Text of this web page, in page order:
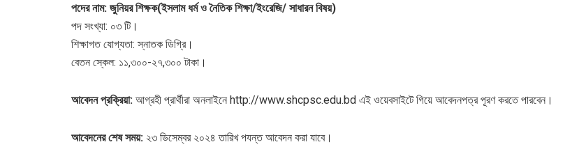
পদের নাম: জুনিয়র শিক্ষক(ইসলাম ধর্ম ও নৈতিক শিক্ষা/ইংরেজি/ সাধারন বিষয়)
পদ সংখ্যা: ০৩ টি।
শিক্ষাগত যোগ্যতা: স্নাতক ডিগ্রি।
বেতন স্কেল: ১১,৩০০-২৭,৩০০ টাকা।
আবেদন প্রক্রিয়া: আগ্রহী প্রার্থীরা অনলাইনে http://www.shcpsc.edu.bd এই ওয়েবসাইটে গিয়ে আবেদনপত্র পূরণ করতে পারবেন।
আবেদনের শেষ সময়: ২৩ ডিসেম্বর ২০২৪ তারিখ পযন্ত আবেদন করা যাবে।